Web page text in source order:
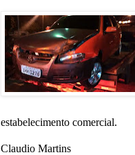
estabelecimento comercial.
Claudio Martins